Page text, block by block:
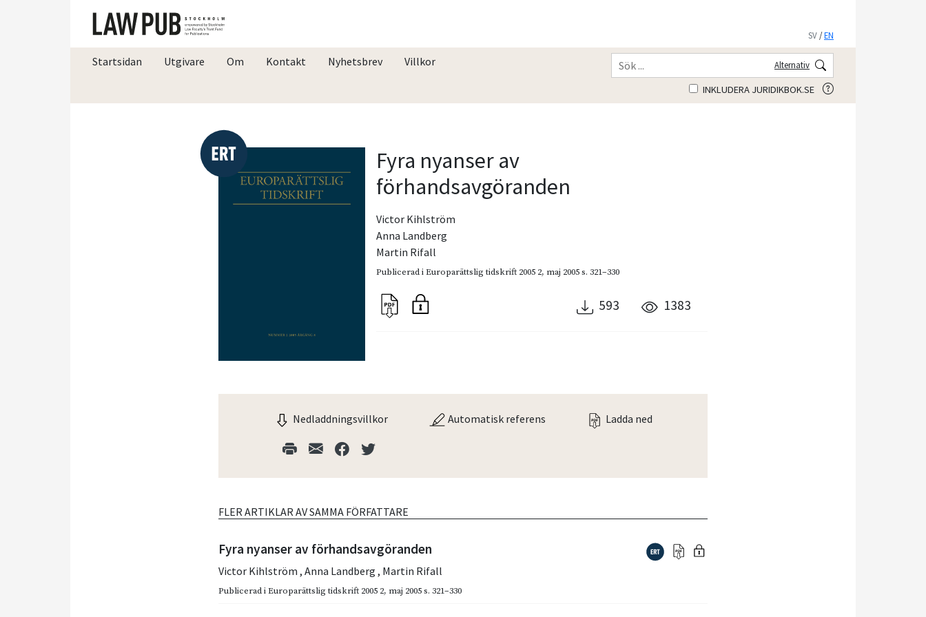
SV /EN
Startsidan Utgivare Om Kontakt Nyhetsbrev Villkor Alternativ
INKLUDERA JURIDIKBOK.SE
Fyra nyanser av
förhandsavgöranden
Victor Kihlström
Anna Landberg
Martin Rifall
Publicerad iEuroparättslig tidskrift 2005 2, maj 2005s. 321–330
593 1383
Nedladdningsvillkor Automatisk referens Ladda ned
FLER ARTIKLAR AV SAMMA FÖRFATTARE
Fyra nyanser av förhandsavgöranden
Victor Kihlström,Anna Landberg, Martin Rifall
Publicerad iEuroparättslig tidskrift 2005 2, maj 2005 s. 321–330